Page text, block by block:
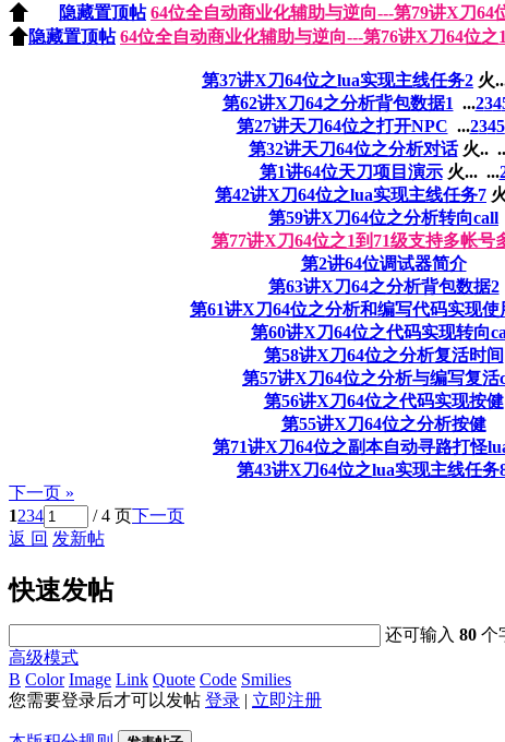
隐藏置顶帖 64位全自动商业化辅助与逆向---第79讲X刀64
隐藏置顶帖 64位全自动商业化辅助与逆向---第76讲X刀64位
第37讲X刀64位之lua实现主线任务2 火
第62讲X刀64之分析背包数据1 ...234
第27讲天刀64位之打开NPC ...2345
第32讲天刀64位之分析对话 火..
第1讲64位天刀项目演示 火... ...
第42讲X刀64位之lua实现主线任务7
第59讲X刀64位之分析转向call
第77讲X刀64位之1到71级支持多帐号
第2讲64位调试器简介
第63讲X刀64之分析背包数据2
第61讲X刀64位之分析和编写代码实现使
第60讲X刀64位之代码实现转向
第58讲X刀64位之分析复活时间
第57讲X刀64位之分析与编写复活
第56讲X刀64位之代码实现按健
第55讲X刀64位之分析按健
第71讲X刀64位之副本自动寻路打怪
第43讲X刀64位之lua实现主线任务
下一页 »
1234 / 4 页下一页
返 回 发新帖
快速发帖
还可输入80 个
高级模式
B Color Image Link Quote Code Smilies
您需要登录后才可以发帖 登录 | 立即注册